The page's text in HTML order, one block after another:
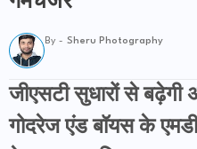
By - Sheru Photography
जीएसटी सुधारों से बढ़ेगी
गोदरेज एंड बॉयस के